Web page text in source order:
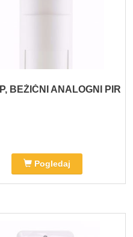
BEŽIČNI ANALOGNI PIR
Pogledaj